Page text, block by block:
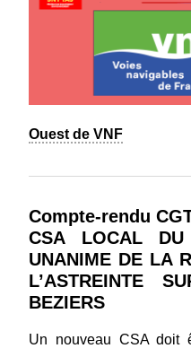
Ouest de VNF
Compte-rendu
CSA LOCAL
UNANIME DE LA
L’ASTREINTE
BEZIERS
Un nouveau CSA doit